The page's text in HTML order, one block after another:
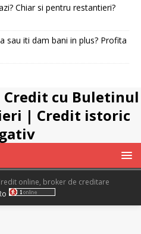
Chiar si pentru restantieri?
sau iti dam bani in plus? Profita
Credit cu Buletinul
| Credit istoric
online, broker de creditare